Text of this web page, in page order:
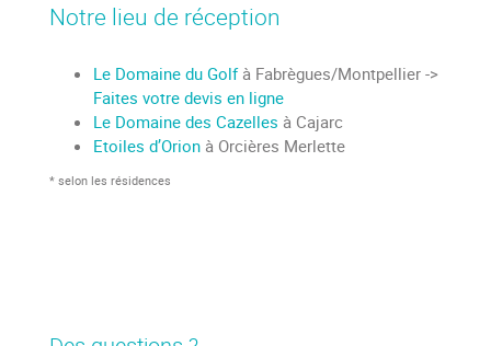
Notre lieu de réception
Le Domaine du Golf à Fabrègues/Montpellier ->
Faites votre devis en ligne
Le Domaine des Cazelles à Cajarc
Etoiles d’Orion à Orcières Merlette
* selon les résidences